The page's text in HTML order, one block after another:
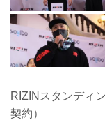
RIZINスタンディ
契約）